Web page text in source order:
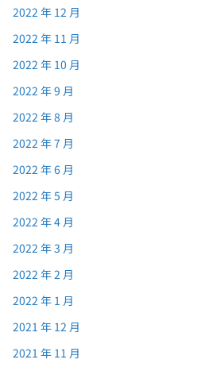
2022 年 12 月
2022 年 11 月
2022 年 10 月
2022 年 9 月
2022 年 8 月
2022 年 7 月
2022 年 6 月
2022 年 5 月
2022 年 4 月
2022 年 3 月
2022 年 2 月
2022 年 1 月
2021 年 12 月
2021 年 11 月